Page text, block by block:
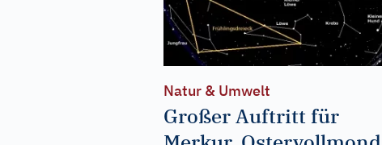
Natur & Umwelt
Großer Auftritt für